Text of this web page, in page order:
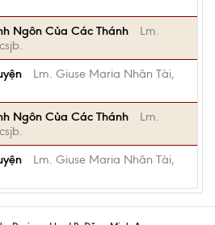
Ngôn Của Các Thánh
Lm.
Lm. Giuse Maria Nhân Tài,
Ngôn Của Các Thánh
Lm.
Lm. Giuse Maria Nhân Tài,